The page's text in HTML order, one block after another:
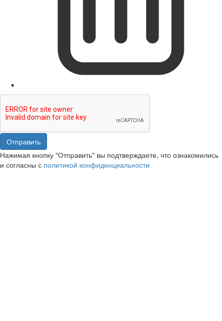
Отправить
Нажимая кнопку "Отправить" вы подтверждаете, что ознакомились
и согласны с политикой конфиденциальности